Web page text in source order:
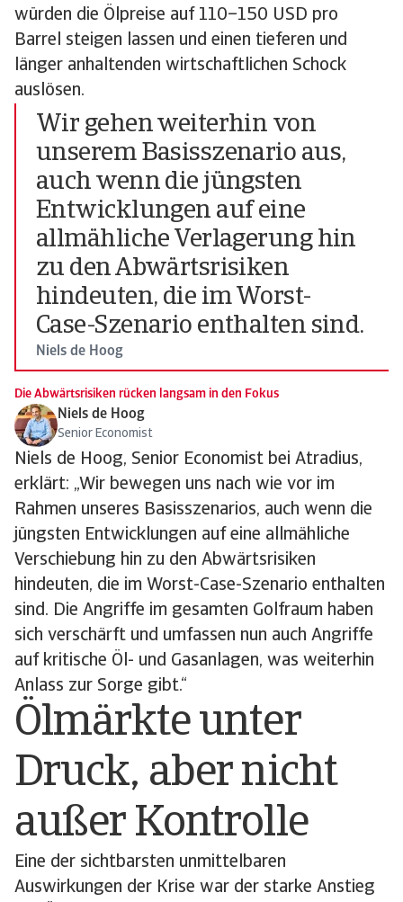
würden die Ölpreise auf 110–150 USD pro
Barrel steigen lassen und einen tieferen und
länger anhaltenden wirtschaftlichen Schock
auslösen.
Wir gehen weiterhin von
unserem Basisszenario aus,
auch wenn die jüngsten
Entwicklungen auf eine
allmähliche Verlagerung hin
zu den Abwärtsrisiken
hindeuten, die im Worst-
Case-Szenario enthalten sind.
Niels de Hoog
Die Abwärtsrisiken rücken langsam in den Fokus
Niels de Hoog
Senior Economist
Niels de Hoog, Senior Economist bei Atradius,
erklärt: „Wir bewegen uns nach wie vor im
Rahmen unseres Basisszenarios, auch wenn die
jüngsten Entwicklungen auf eine allmähliche
Verschiebung hin zu den Abwärtsrisiken
hindeuten, die im Worst-Case-Szenario enthalten
sind. Die Angriffe im gesamten Golfraum haben
sich verschärft und umfassen nun auch Angriffe
auf kritische Öl- und Gasanlagen, was weiterhin
Anlass zur Sorge gibt.“
Ölmärkte unter
Druck, aber nicht
außer Kontrolle
Eine der sichtbarsten unmittelbaren
Auswirkungen der Krise war der starke Anstieg